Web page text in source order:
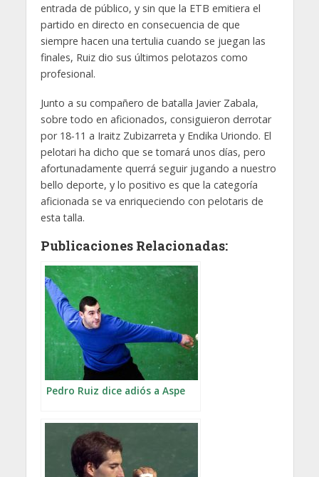
entrada de público, y sin que la ETB emitiera el
partido en directo en consecuencia de que
siempre hacen una tertulia cuando se juegan las
finales, Ruiz dio sus últimos pelotazos como
profesional.
Junto a su compañero de batalla Javier Zabala,
sobre todo en aficionados, consiguieron derrotar
por 18-11 a Iraitz Zubizarreta y Endika Uriondo. El
pelotari ha dicho que se tomará unos días, pero
afortunadamente querrá seguir jugando a nuestro
bello deporte, y lo positivo es que la categoría
aficionada se va enriqueciendo con pelotaris de
esta talla.
Publicaciones Relacionadas:
Pedro Ruiz dice adiós a Aspe